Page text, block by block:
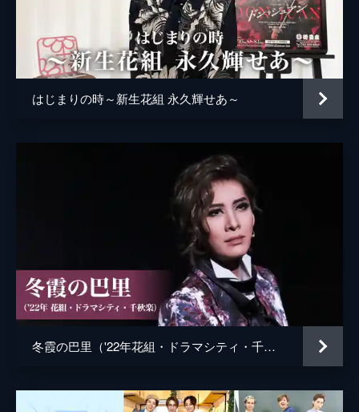
はじまりの時～新生花組 永久輝せあ～
冬霞の巴里（'22年花組・ドラマシティ・千秋楽）